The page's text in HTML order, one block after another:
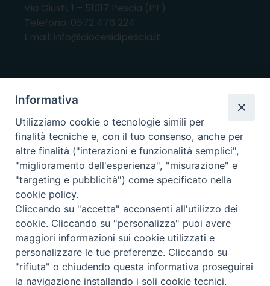
Via Giusti, 1 – 51017 Pescia (PT)
Telefono: 0572 476 224
Email: info@diocesidipescia.it
ORARI E GIORNI DI APERTURA
10.00 alle 12.00
UFFICI ECONOMATO E AMMINISTRAZIONE Lunedì e
Mercoledì, dalle 10.00 alle 12.30
UFFICIO BENI CULTURALI Lunedì, Mercoledì,
Venerdì, dalle 10.00 alle 12.30
i nostri social
Informativa
Utilizziamo cookie o tecnologie simili per
finalità tecniche e, con il tuo consenso, anche per
altre finalità ("interazioni e funzionalità semplici",
"miglioramento dell'esperienza", "misurazione" e
"targeting e pubblicità") come specificato nella
cookie policy.
Cliccando su "accetta" acconsenti all'utilizzo dei
cookie. Cliccando su "personalizza" puoi avere
maggiori informazioni sui cookie utilizzati e
personalizzare le tue preferenze. Cliccando su
"rifiuta" o chiudendo questa informativa proseguirai
la navigazione installando i soli cookie tecnici.